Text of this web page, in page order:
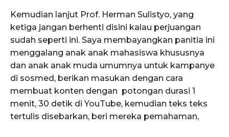
Kemudian lanjut Prof. Herman Sulistyo, yang
ketiga jangan berhenti disini kalau perjuangan
sudah seperti ini. Saya membayangkan panitia ini
menggalang anak anak mahasiswa khususnya
dan anak anak muda umumnya untuk kampanye
di sosmed, berikan masukan dengan cara
membuat konten dengan potongan durasi 1
menit, 30 detik di YouTube, kemudian teks teks
tertulis disebarkan, beri mereka pemahaman,